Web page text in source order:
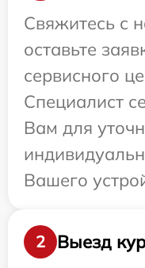
Свяжитесь с
оставьте
сервисного
Специалист
Вам для
Вашего
2 Выезд